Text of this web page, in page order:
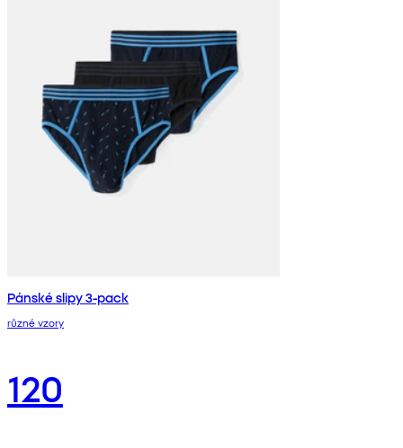
Pánské slipy 3-pack
různé vzory
120